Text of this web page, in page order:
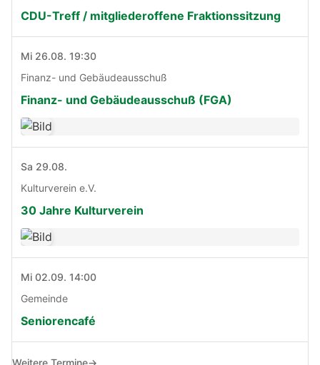
CDU-Treff / mitgliederoffene Fraktionssitzung
Mi 26.08. 19:30
Finanz- und Gebäudeausschuß
Finanz- und Gebäudeausschuß (FGA)
Sa 29.08.
Kulturverein e.V.
30 Jahre Kulturverein
Mi 02.09. 14:00
Gemeinde
Seniorencafé
Weitere Termine→